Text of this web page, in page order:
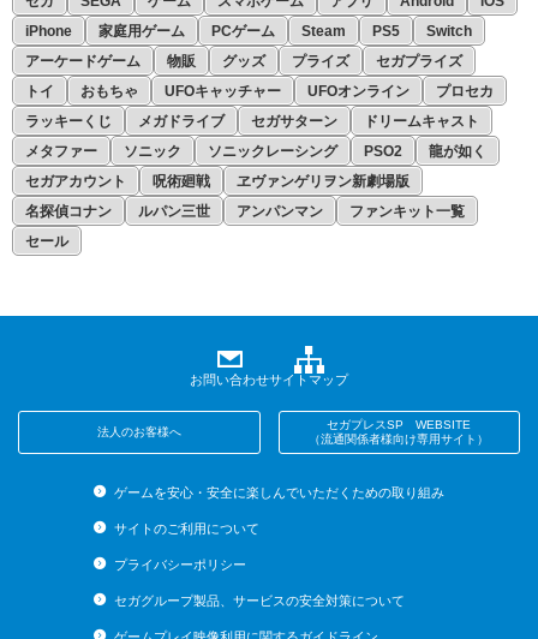
1月
iPhone
家庭用ゲーム PCゲーム Steam PS5
Switch
アーケードゲーム
物販 グッズ プライズ
セガプライズ
トイ
おもちゃ UFOキャッチャー UFOオンライン
プロセカ
ラッキーくじ
メガドライブ セガサターン
ドリームキャスト
メタファー
ソニック ソニックレーシング PSO2
龍が如く
セガアカウント
呪術廻戦
ヱヴァンゲリヲン新劇場版
名探偵コナン
ルパン三世 アンパンマン
ファンキット一覧
セール
お問い合わせサイトマップ
法人のお客様へ
セガプレスSP WEBSITE
（流通関係者様向け専用サイト）
ゲームを安心・安全に楽しんでいただくための取り組み
サイトのご利用について
プライバシーポリシー
セガグループ製品、サービスの安全対策について